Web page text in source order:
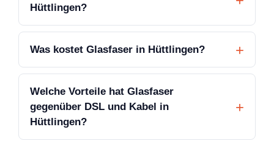
Hüttlingen?
Was kostet Glasfaser in Hüttlingen?
Welche Vorteile hat Glasfaser
gegenüber DSL und Kabel in
Hüttlingen?